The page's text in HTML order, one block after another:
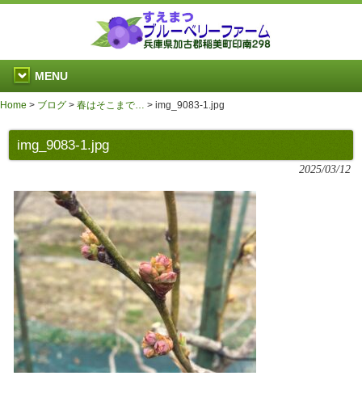
MENU
Home > ブログ > 春はそこまで… > img_9083-1.jpg
img_9083-1.jpg
2025/03/12